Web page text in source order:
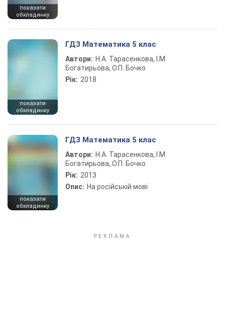
показати
обкладинку
показати
обкладинку
ГДЗ Математика 5 клас
Автори: Н.А. Тарасенкова, І.М.
Богатирьова, О.П. Бочко
Рік: 2018
показати
обкладинку
ГДЗ Математика 5 клас
Автори: Н.А. Тарасенкова, І.М.
Богатирьова, О.П. Бочко
Рік: 2013
Опис: На російській мові